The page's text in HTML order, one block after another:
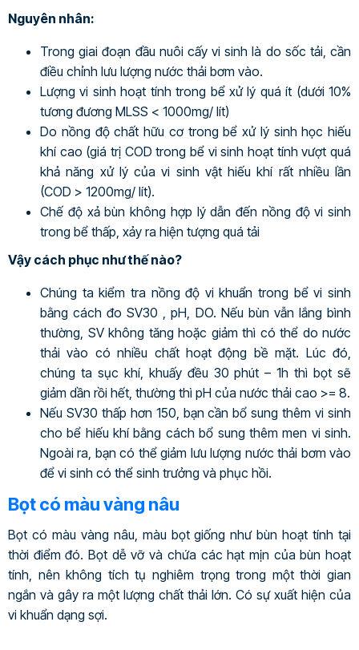
Nguyên nhân:
Trong giai đoạn đầu nuôi cấy vi sinh là do sốc tải, cần
điều chỉnh lưu lượng nước thải bơm vào.
Lượng vi sinh hoạt tính trong bể xử lý quá ít (dưới 10%
tương đương MLSS < 1000mg/ lít)
Do nồng độ chất hữu cơ trong bể xử lý sinh học hiếu
khí cao (giá trị COD trong bể vi sinh hoạt tính vượt quá
khả năng xử lý của vi sinh vật hiếu khí rất nhiều lần
(COD > 1200mg/ lít).
Chế độ xả bùn không hợp lý dẫn đến nồng độ vi sinh
trong bể thấp, xảy ra hiện tượng quá tải
Vậy cách phục như thế nào?
Chúng ta kiểm tra nồng độ vi khuẩn trong bể vi sinh
bằng cách đo SV30 , pH, DO. Nếu bùn vẫn lắng bình
thường, SV không tăng hoặc giảm thì có thể do nước
thải vào có nhiều chất hoạt động bề mặt. Lúc đó,
chúng ta sục khí, khuấy đều 30 phút – 1h thì bọt sẽ
giảm dần rồi hết, thường thì pH của nước thải cao >= 8.
Nếu SV30 thấp hơn 150, bạn cần bổ sung thêm vi sinh
cho bể hiếu khí bằng cách bổ sung thêm men vi sinh.
Ngoài ra, bạn có thể giảm lưu lượng nước thải bơm vào
để vi sinh có thể sinh trưởng và phục hồi.
Bọt có màu vàng nâu
Bọt có màu vàng nâu, màu bọt giống như bùn hoạt tính tại
thời điểm đó. Bọt dễ vỡ và chứa các hạt mịn của bùn hoạt
tính, nên không tích tụ nghiêm trọng trong một thời gian
ngắn và gây ra một lượng chất thải lớn. Có sự xuất hiện của
vi khuẩn dạng sợi.